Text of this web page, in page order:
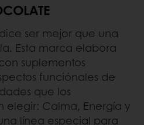
dice ser mejor que una
Esta marca elabora
suplementos
funciónales de
que los
elegir: Calma, Energía y
línea especial para